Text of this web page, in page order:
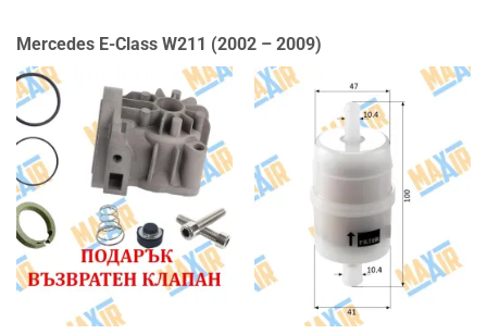
Mercedes E-Class W211 (2002 – 2009)